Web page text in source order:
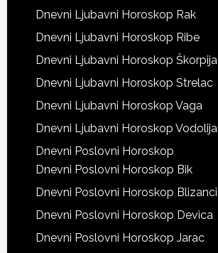
Dnevni Ljubavni Horoskop Rak
Dnevni Ljubavni Horoskop Ribe
Dnevni Ljubavni Horoskop Škorpija
Dnevni Ljubavni Horoskop Strelac
Dnevni Ljubavni Horoskop Vaga
Dnevni Ljubavni Horoskop Vodolija
Dnevni Poslovni Horoskop
Dnevni Poslovni Horoskop Bik
Dnevni Poslovni Horoskop Blizanci
Dnevni Poslovni Horoskop Devica
Dnevni Poslovni Horoskop Jarac